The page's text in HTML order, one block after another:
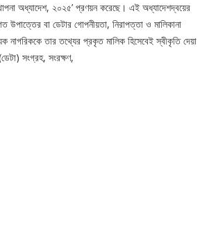
অধ্যাদেশ, ২০২৫’ প্রণয়ন করেছে। এই অধ্যাদেশদ্বয়ের
উপাত্তের বা ডেটার গোপনীয়তা, নিরাপত্তা ও মালিকানা
নাগরিককে তার তথ্যের প্রকৃত মালিক হিসেবেই স্বীকৃতি দেয়া
সংগ্রহ, সংরক্ষণ,